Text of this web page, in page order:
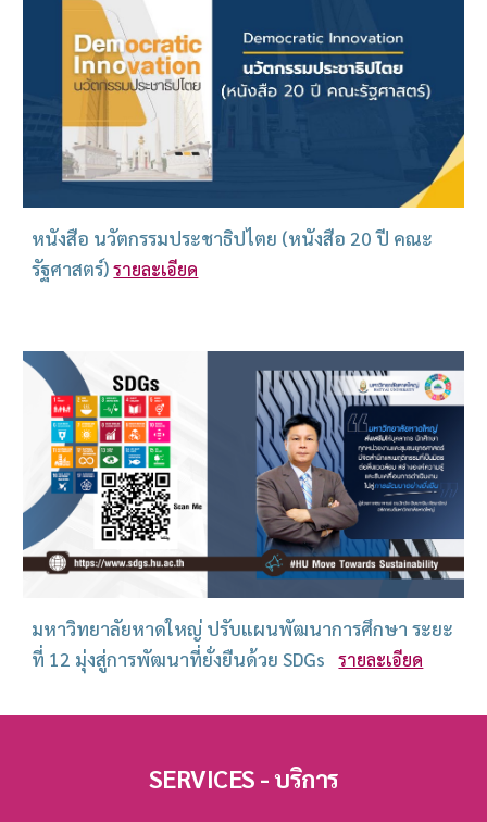
หนังสือ นวัตกรรมประชาธิปไตย (หนังสือ 20 ปี คณะ
รัฐศาสตร์) รายละเอียด
มหาวิทยาลัยหาดใหญ่ ปรับแผนพัฒนาการศึกษา ระยะ
ที่ 12 มุ่งสู่การพัฒนาที่ยั่งยืนด้วย SDGs
รายละเอียด
SERVICES - บริการ